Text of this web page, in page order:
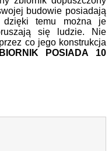
budowie posiadają
dzięki temu można je
się ludzie. Nie
co jego konstrukcja
POSIADA 10